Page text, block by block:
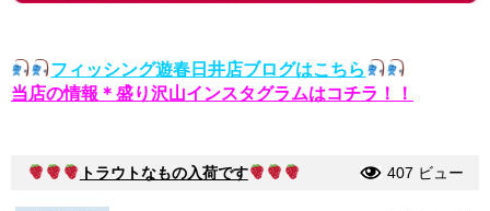
フィッシング遊春日井店ブログはこちら
当店の情報＊盛り沢山インスタグラムはコチラ！！
トラウトなもの入荷です 407 ビュー